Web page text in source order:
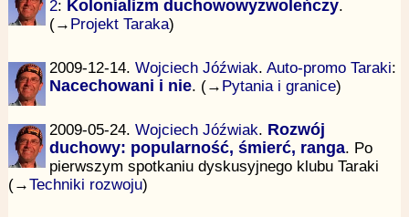
2: Kolonializm duchowowyzwoleńczy.
(→ Projekt Taraka)
2009-12-14. Wojciech Jóźwiak. Auto-promo Taraki:
Nacechowani i nie. (→ Pytania i granice)
2009-05-24. Wojciech Jóźwiak. Rozwój
duchowy: popularność, śmierć, ranga. Po
pierwszym spotkaniu dyskusyjnego klubu Taraki
(→Techniki rozwoju)